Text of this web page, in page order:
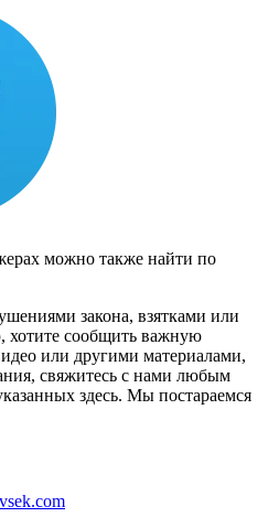
можно также найти по
закона, взятками или
хотите сообщить важную
или другими материалами,
свяжитесь с нами любым
здесь. Мы постараемся